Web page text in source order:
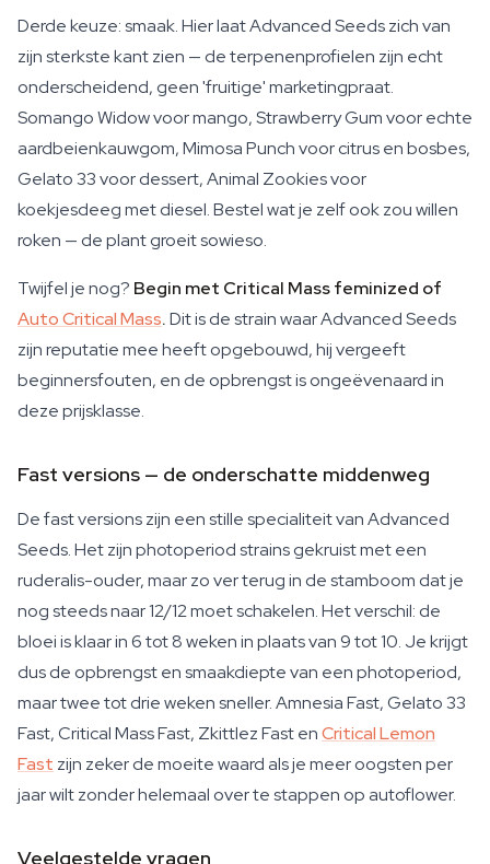
Derde keuze: smaak. Hier laat Advanced Seeds zich van
zijn sterkste kant zien — de terpenenprofielen zijn echt
onderscheidend, geen 'fruitige' marketingpraat.
Somango Widow voor mango, Strawberry Gum voor echte
aardbeienkauwgom, Mimosa Punch voor citrus en bosbes,
Gelato 33 voor dessert, Animal Zookies voor
koekjesdeeg met diesel. Bestel wat je zelf ook zou willen
roken — de plant groeit sowieso.
Twijfel je nog? Begin met Critical Mass feminized of
Auto Critical Mass.Dit is de strain waar Advanced Seeds
zijn reputatie mee heeft opgebouwd, hij vergeeft
beginnersfouten, en de opbrengst is ongeëvenaard in
deze prijsklasse.
Fast versions — de onderschatte middenweg
De fast versions zijn een stille specialiteit van Advanced
Seeds. Het zijn photoperiod strains gekruist met een
ruderalis-ouder, maar zo ver terug in de stamboom dat je
nog steeds naar 12/12 moet schakelen. Het verschil: de
bloei is klaar in 6 tot 8 weken in plaats van 9 tot 10. Je krijgt
dus de opbrengst en smaakdiepte van een photoperiod,
maar twee tot drie weken sneller. Amnesia Fast, Gelato 33
Fast, Critical Mass Fast, Zkittlez Fast enCritical Lemon
Fast zijn zeker de moeite waard als je meer oogsten per
jaar wilt zonder helemaal over te stappen op autoflower.
Veelgestelde vragen